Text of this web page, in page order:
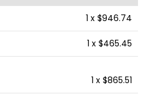
1 x $946.74
1 x $465.45
1 x $865.51